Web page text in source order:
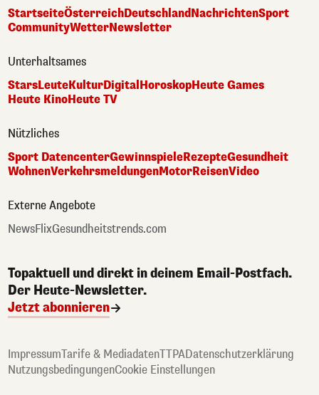
StartseiteÖsterreichDeutschlandNachrichtenSport
CommunityWetterNewsletter
Unterhaltsames
StarsLeuteKulturDigital HoroskopHeute Games
Heute KinoHeute TV
Nützliches
Sport DatencenterGewinnspieleRezepteGesundheit
WohnenVerkehrsmeldungenMotorReisenVideo
Externe Angebote
NewsFlixGesundheitstrends.com
Topaktuell und direkt in deinem Email-Postfach.
Der Heute-Newsletter.
Jetzt abonnieren
ImpressumTarife & MediadatenTTPADatenschutzerklärung
NutzungsbedingungenCookie Einstellungen